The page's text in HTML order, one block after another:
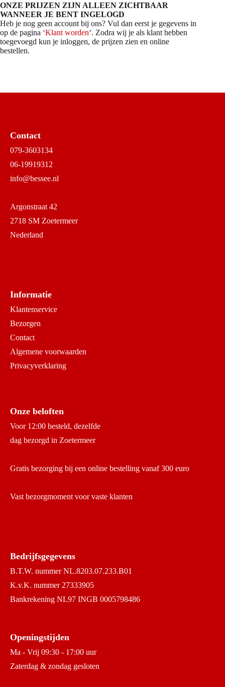
ONZE PRIJZEN ZIJN ALLEEN ZICHTBAAR
WANNEER JE BENT INGELOGD
Heb je nog geen account bij ons? Vul dan eerst je gegevens in
op de pagina ‘Klant worden‘. Zodra wij je als klant hebben
toegevoegd kun je inloggen, de prijzen zien en online
bestellen.
Contact
079-3603134
06-19919312
info@bessee.nl
Argonstraat 42
2718 SM Zoetermeer
Nederland
Informatie
Klantenservice
Bezorgen
Contact
Algemene voorwaarden
Privacyverklaring
Onze beloften
Voor 12:00 besteld, dezelfde
dag bezorgd in Zoetermeer
Gratis bezorging bij een online bestelling vanaf 300 euro
Vast bezorgmoment voor vaste klanten
Bedrijfsgegevens
B.T.W. nummer NL.8203.07.233.B01
K.v.K. nummer 27333905
Bankrekening NL97 INGB 0005798486
Openingstijden
Ma - Vrij 09:30 - 17:00 uur
Zaterdag & zondag gesloten